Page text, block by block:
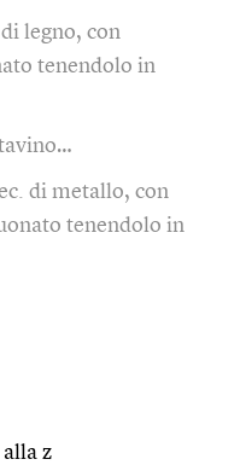
legno, con
tenendolo in
di metallo, con
tenendolo in
z